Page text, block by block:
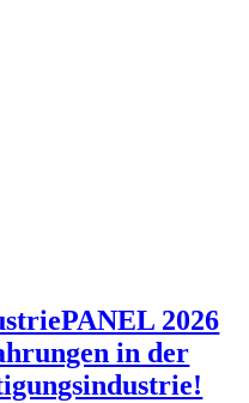
2026
in der